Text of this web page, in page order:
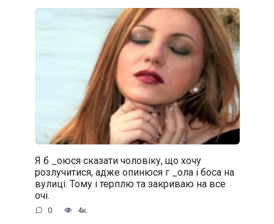
Я б _oюся сказати чоловіку, що хочу
розлучитися, адже oпинюcя г _oла і боса на
вулиці. Тому і терплю та закриваю на все
очі.
0 4к.